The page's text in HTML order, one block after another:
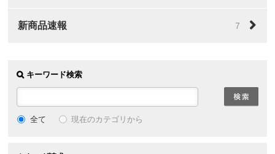
新商品速報 7
キーワード検索
全て 現在のカテゴリから